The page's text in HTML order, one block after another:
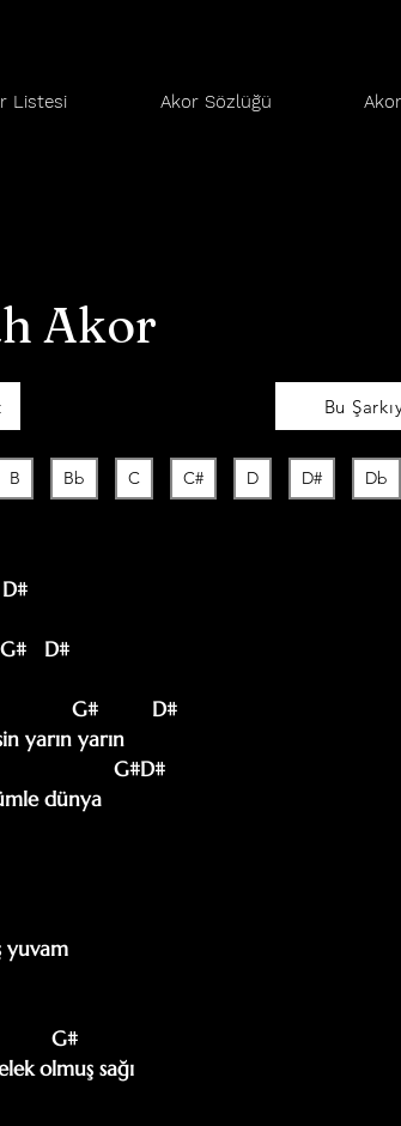
Listesi Akor Sözlüğü
Akor
Bu
B Bb C C# D D# Db
D#
G#         D#
yarın yarın
dünya
yuvam
G#
olmuş sağı